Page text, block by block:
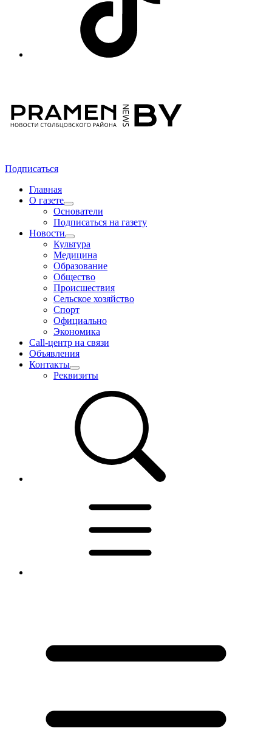
Подписаться
Главная
О газете
Основатели
Подписаться на газету
Новости
Культура
Медицина
Образование
Общество
Происшествия
Сельское хозяйство
Спорт
Официально
Экономика
Call-центр на связи
Объявления
Контакты
Реквизиты